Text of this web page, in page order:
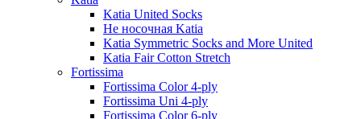
Katia United Socks
Не носочная Katia
Katia Symmetric Socks and More United
Katia Fair Cotton Stretch
Fortissima
Fortissima Color 4-ply
Fortissima Uni 4-ply
Fortissima Color 6-ply